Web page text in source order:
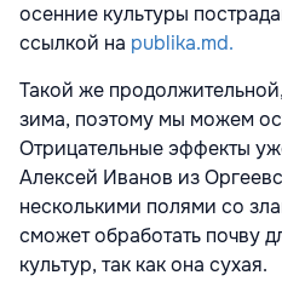
осенние культуры
ссылкой на publika.md.
Такой же
зима, поэтому мы можем
Отрицательные эффекты
Алексей Иванов из
несколькими полями со
сможет обработать почву
культур, так как она сухая.